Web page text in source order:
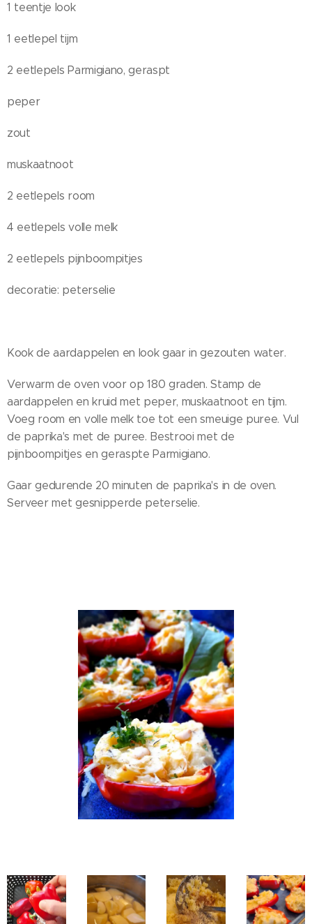
1 teentje look
1 eetlepel tijm
2 eetlepels Parmigiano, geraspt
peper
zout
muskaatnoot
2 eetlepels room
4 eetlepels volle melk
2 eetlepels pijnboompitjes
decoratie: peterselie
Kook de aardappelen en look gaar in gezouten water.
Verwarm de oven voor op 180 graden. Stamp de
aardappelen en kruid met peper, muskaatnoot en tijm.
Voeg room en volle melk toe tot een smeuige puree. Vul
de paprika's met de puree. Bestrooi met de
pijnboompitjes en geraspte Parmigiano.
Gaar gedurende 20 minuten de paprika's in de oven.
Serveer met gesnipperde peterselie.